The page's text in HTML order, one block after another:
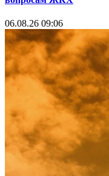
06.08.26 09:06